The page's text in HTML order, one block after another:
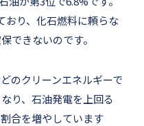
おり、化石燃料に頼らな
できないのです。
のクリーンエネルギーで
り、石油発電を上回る
合を増やしています